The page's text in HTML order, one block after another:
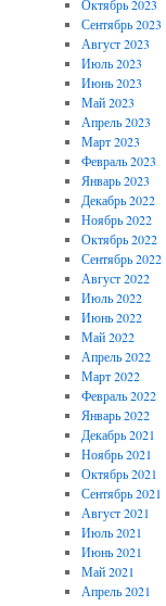
Октябрь 2023
Сентябрь 2023
Август 2023
Июль 2023
Июнь 2023
Май 2023
Апрель 2023
Март 2023
Февраль 2023
Январь 2023
Декабрь 2022
Ноябрь 2022
Октябрь 2022
Сентябрь 2022
Август 2022
Июль 2022
Июнь 2022
Май 2022
Апрель 2022
Март 2022
Февраль 2022
Январь 2022
Декабрь 2021
Ноябрь 2021
Октябрь 2021
Сентябрь 2021
Август 2021
Июль 2021
Июнь 2021
Май 2021
Апрель 2021